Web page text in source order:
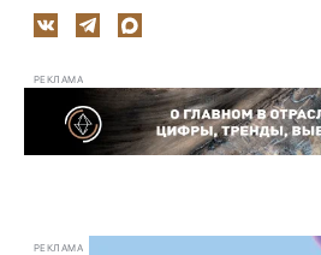
РЕКЛАМА
РЕКЛАМА